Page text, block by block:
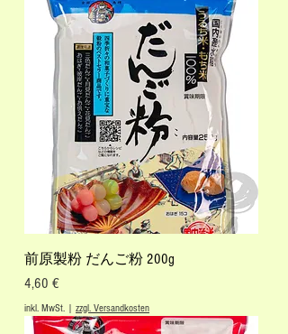
前原製粉 だんご粉 200g
Preis
4,60 €
inkl. MwSt. | zzgl. Versandkosten